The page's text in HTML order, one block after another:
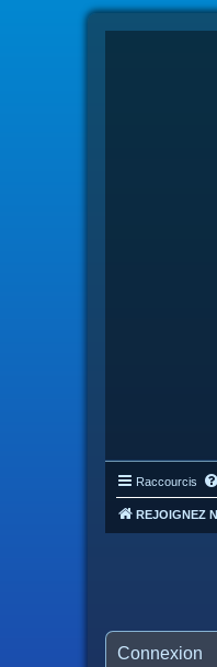
Raccourcis
REJOIGNEZ
Connexion